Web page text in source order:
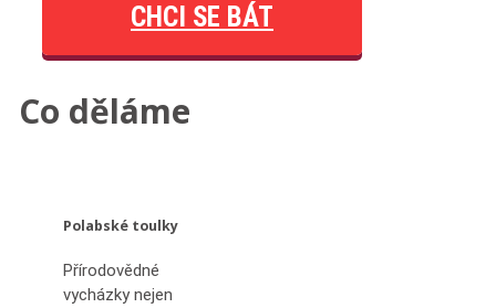
CHCI SE BÁT
Co děláme
Polabské toulky
Přírodovědné
vycházky nejen